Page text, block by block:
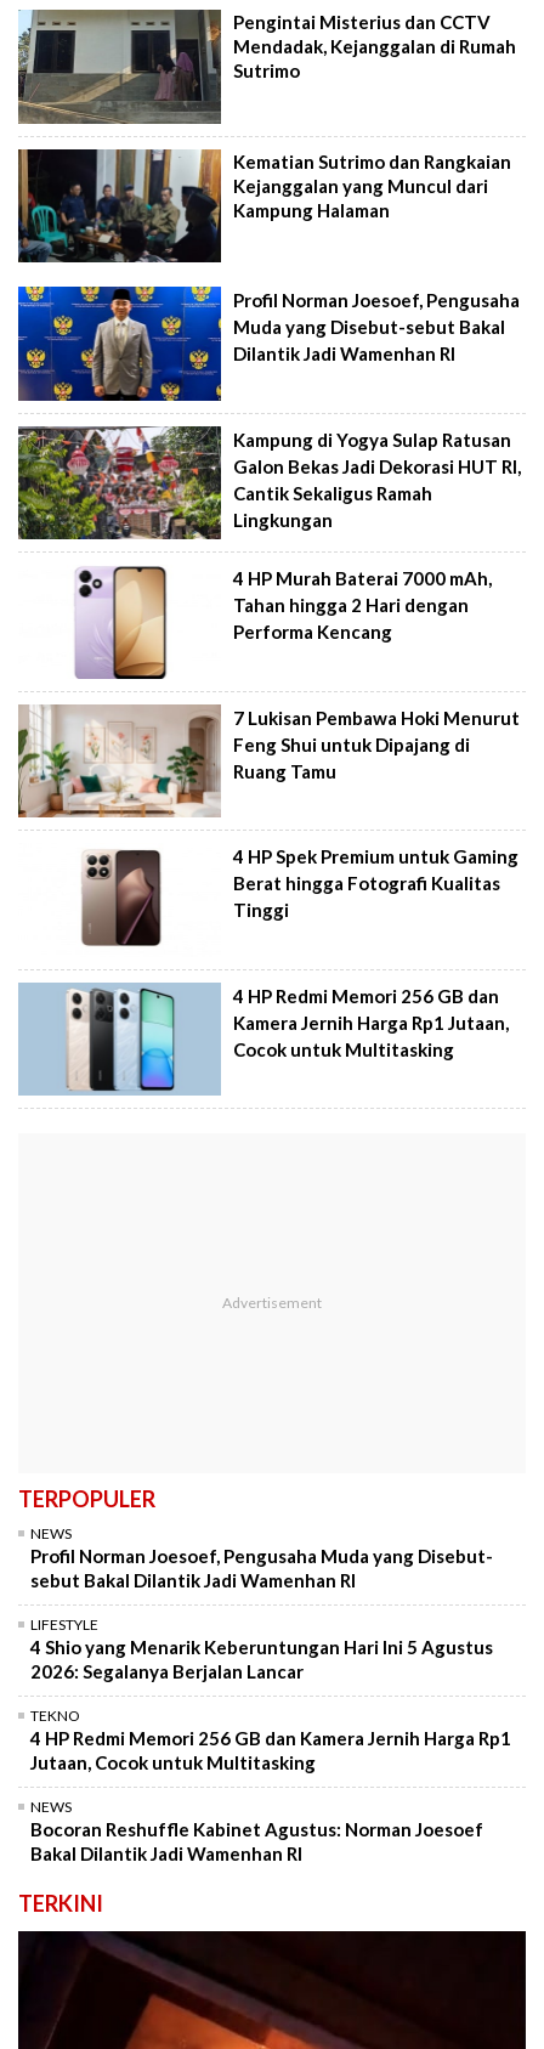
Pengintai Misterius dan CCTV
Mendadak, Kejanggalan di Rumah
Sutrimo
Kematian Sutrimo dan Rangkaian
Kejanggalan yang Muncul dari
Kampung Halaman
Profil Norman Joesoef, Pengusaha
Muda yang Disebut-sebut Bakal
Dilantik Jadi Wamenhan RI
Kampung di Yogya Sulap Ratusan
Galon Bekas Jadi Dekorasi HUT RI,
Cantik Sekaligus Ramah
Lingkungan
4 HP Murah Baterai 7000 mAh,
Tahan hingga 2 Hari dengan
Performa Kencang
7 Lukisan Pembawa Hoki Menurut
Feng Shui untuk Dipajang di
Ruang Tamu
4 HP Spek Premium untuk Gaming
Berat hingga Fotografi Kualitas
Tinggi
4 HP Redmi Memori 256 GB dan
Kamera Jernih Harga Rp1 Jutaan,
Cocok untuk Multitasking
TERPOPULER
NEWS
Profil Norman Joesoef, Pengusaha Muda yang Disebut-
sebut Bakal Dilantik Jadi Wamenhan RI
LIFESTYLE
4 Shio yang Menarik Keberuntungan Hari Ini 5 Agustus
2026: Segalanya Berjalan Lancar
TEKNO
4 HP Redmi Memori 256 GB dan Kamera Jernih Harga Rp1
Jutaan, Cocok untuk Multitasking
NEWS
Bocoran Reshuffle Kabinet Agustus: Norman Joesoef
Bakal Dilantik Jadi Wamenhan RI
TERKINI